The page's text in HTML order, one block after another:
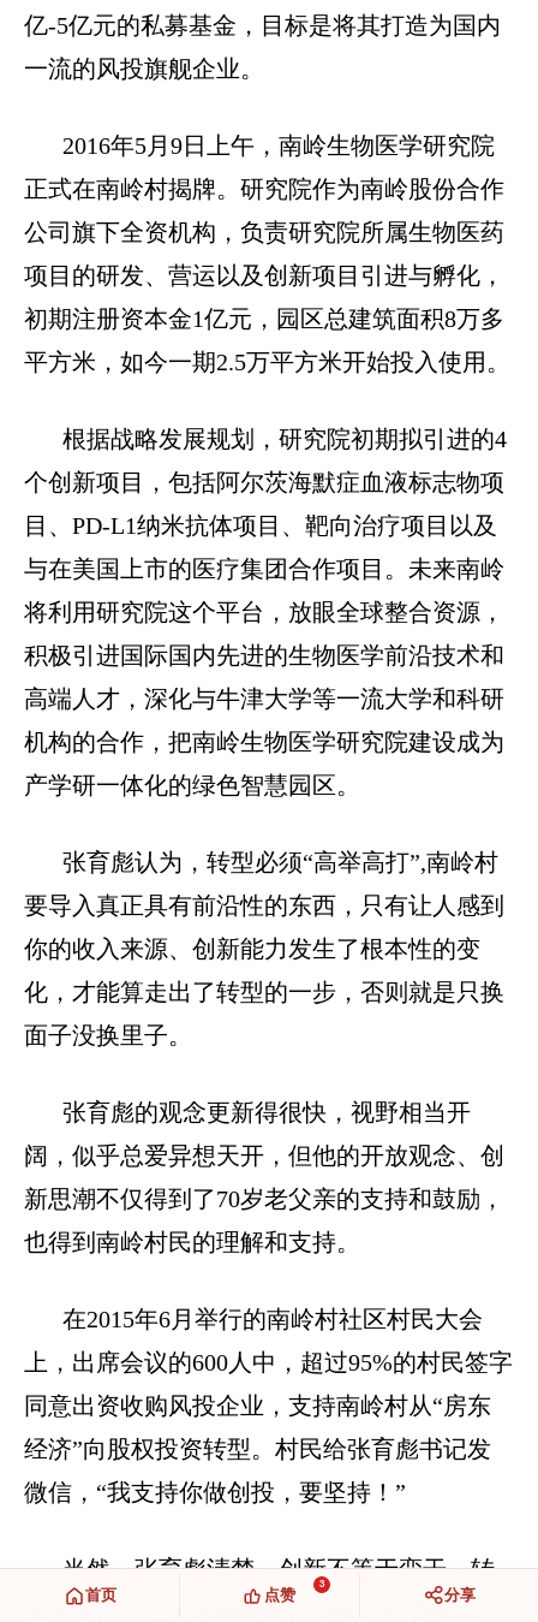
亿-5亿元的私募基金，目标是将其打造为国内
一流的风投旗舰企业。
2016年5月 9日上午，南岭生物医学研究院
正式在南岭村揭牌。研究院作为南岭股份合作
公司旗下全资机构，负责研究院所属生物医药
项目的研发、营运以及创新项目引进与孵化，
初期注册资本金1亿元，园区总建筑面积8万多
平方米，如今一期2.5万平方米开始投入使用。
根据战略发展规划，研究院初期拟引进的4
个创新项目，包括阿尔茨海默症血液标志物项
目、 PD-L1纳米抗体项目、靶向治疗项目以及
与在美国上市的医疗集团合作项目。未来南岭
将利用研究院这个平台，放眼全球整合资源，
积极引进国际国内先进的生物医学前沿技术和
高端人才，深化与牛津大学等一流大学和科研
机构的合作，把南岭生物医学研究院建设成为
产学研一体化的绿色智慧园区。
张育彪认为，转型必须“高举高打”,南岭村
要导入真正具有前沿性的东西，只有让人感到
你的收入来源、创新能力发生了根本性的变
化，才能算走出了转型的一步，否则就是只换
面子没换里子。
张育彪的观念更新得很快，视野相当开
阔，似乎总爱异想天开，但他的开放观念、创
新思潮不仅得到了70岁老父亲的支持和鼓励，
也得到南岭村民的理解和支持。
在2015年6月举行的南岭村社区村民大会
上，出席会议的600人中，超过95%的村民签字
同意出资收购风投企业，支持南岭村从“房东
经济”向股权投资转型。村民给张育彪书记发
微信，“我支持你做创投，要坚持！”
当然，张育彪清楚，创新不等于蛮干，转
型的背后，压力和风险难以想象。张育彪坦
首页
3
点赞 分享